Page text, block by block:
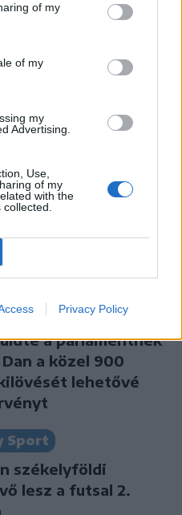
of my
of my
my
Advertising.
Use,
of my
with the
Privacy Policy
volt” – így
a csíkszeredai
a parlamentnek
a közel 900
lehetővé
Sport
székelyföldi
lesz a futsal 2.